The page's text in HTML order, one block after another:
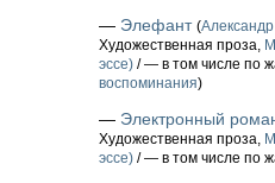
— Элефант (
Художественная проза,
эссе) / — в том числе по
воспоминания)
— Электронный
Художественная проза,
эссе) / — в том числе по